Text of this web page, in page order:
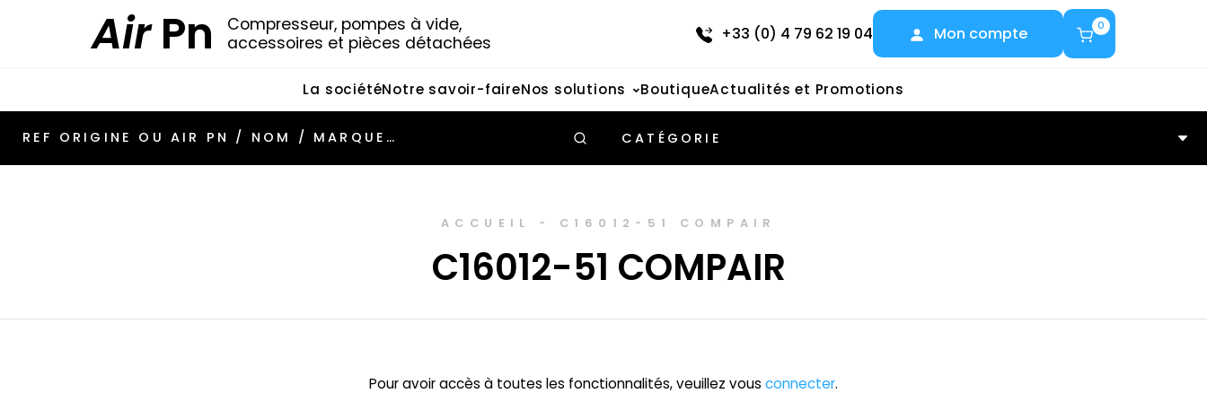
AirPn
Compresseur, pompes à vide,
accessoires et pièces détachées
+33 (0) 4 79 62 19 04 Mon compte 0
La sociétéNotre savoir-faireNos solutions BoutiqueActualités et Promotions
CATÉGORIE
ACCUEIL - C16012-51 COMPAIR
C16012-51 COMPAIR
Pour avoir accès à toutes les fonctionnalités, veuillez vous connecter.